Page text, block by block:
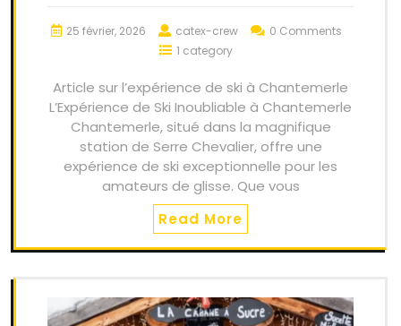
25 février, 2026 catex-crew
0 Comments
1 category
Article sur l’expérience de ski à Chantemerle
L’Expérience de Ski Inoubliable à Chantemerle
Chantemerle, situé dans la magnifique
station de Serre Chevalier, offre une
expérience de ski exceptionnelle pour les
amateurs de glisse. Que vous
Read More